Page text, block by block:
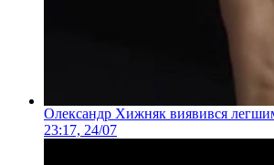
Олександр Хижняк виявився
23:17, 24/07